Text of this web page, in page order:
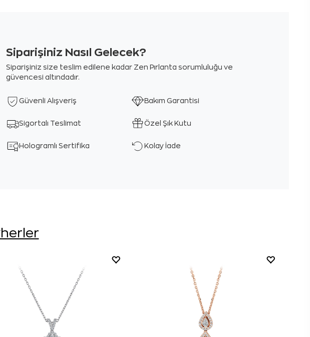
Siparişiniz Nasıl Gelecek?
Siparişiniz size teslim edilene kadar Zen Pırlanta sorumluluğu ve
güvencesi altındadır.
Güvenli Alışveriş Bakım Garantisi
Sigortalı Teslimat Özel Şık Kutu
Hologramlı Sertifika Kolay İade